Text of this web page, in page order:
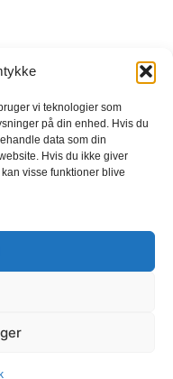
vi teknologier som
på din enhed. Hvis du
data som din
Hvis du ikke giver
visse funktioner blive